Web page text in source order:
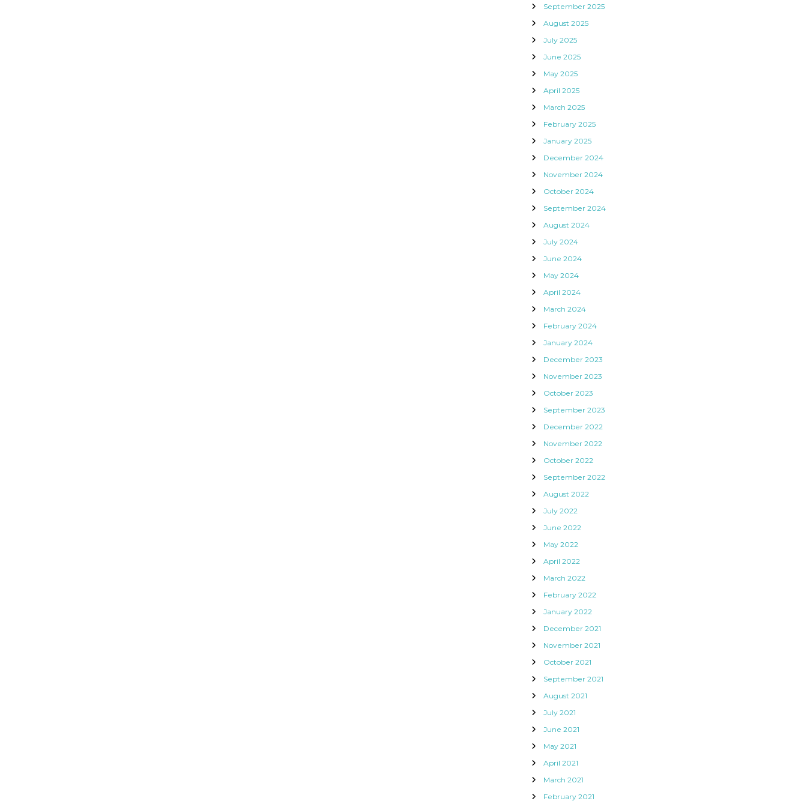
September 2025
August 2025
July 2025
June 2025
May 2025
April 2025
March 2025
February 2025
January 2025
December 2024
November 2024
October 2024
September 2024
August 2024
July 2024
June 2024
May 2024
April 2024
March 2024
February 2024
January 2024
December 2023
November 2023
October 2023
September 2023
December 2022
November 2022
October 2022
September 2022
August 2022
July 2022
June 2022
May 2022
April 2022
March 2022
February 2022
January 2022
December 2021
November 2021
October 2021
September 2021
August 2021
July 2021
June 2021
May 2021
April 2021
March 2021
February 2021